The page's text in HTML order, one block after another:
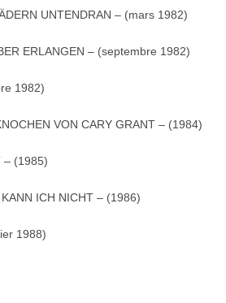
UNTENDRAN – (mars 1982)
ERLANGEN – (septembre 1982)
1982)
VON CARY GRANT – (1984)
– (1985)
KANN ICH NICHT – (1986)
1988)